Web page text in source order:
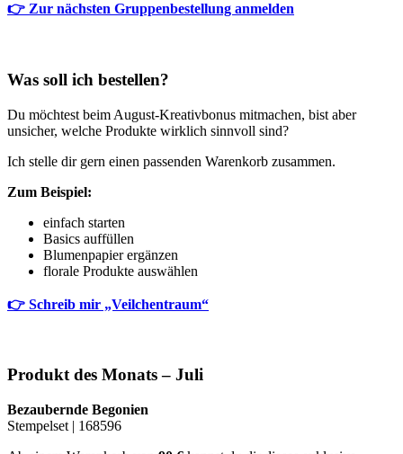
👉 Zur nächsten Gruppenbestellung anmelden
Was soll ich bestellen?
Du möchtest beim August-Kreativbonus mitmachen, bist aber
unsicher, welche Produkte wirklich sinnvoll sind?
Ich stelle dir gern einen passenden Warenkorb zusammen.
Zum Beispiel:
einfach starten
Basics auffüllen
Blumenpapier ergänzen
florale Produkte auswählen
👉 Schreib mir „Veilchentraum“
Produkt des Monats – Juli
Bezaubernde Begonien
Stempelset | 168596